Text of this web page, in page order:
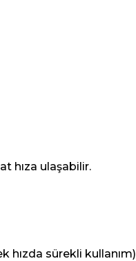
hıza ulaşabilir.
hızda sürekli kullanım)